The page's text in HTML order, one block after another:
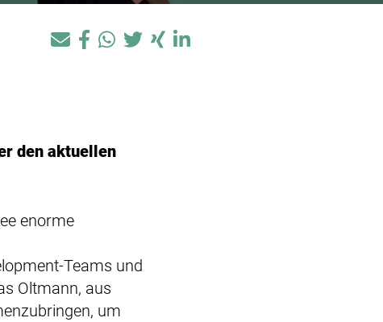
den aktuellen
enorme
Teams und
Oltmann, aus
um